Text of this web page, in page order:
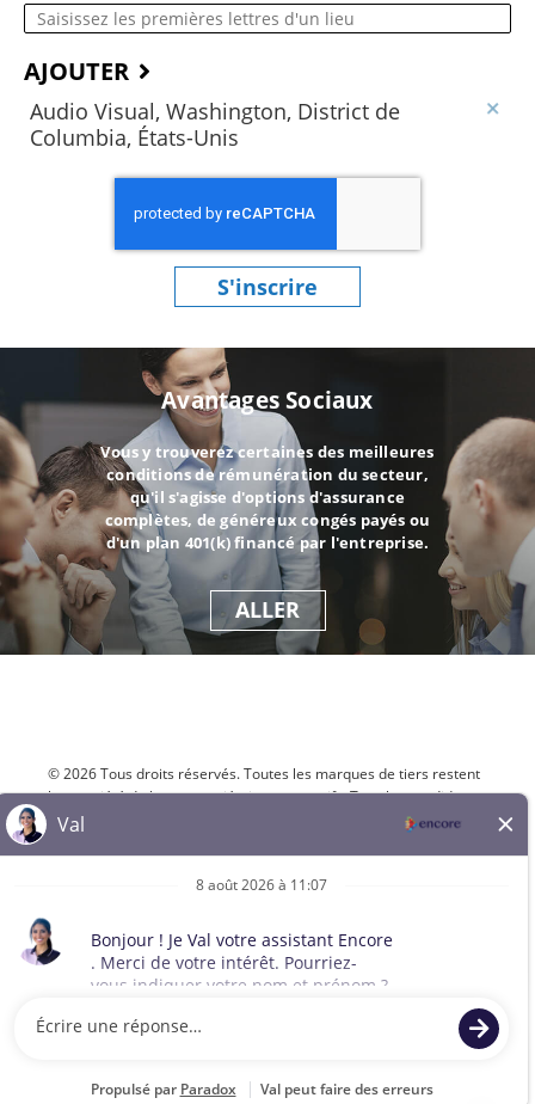
AJOUTER
Audio Visual, Washington, District de
Columbia, États-Unis
S'inscrire
Avantages Sociaux
Vous y trouverez certaines des meilleures
conditions de rémunération du secteur,
qu'il s'agisse d'options d'assurance
complètes, de généreux congés payés ou
d'un plan 401(k) financé par l'entreprise.
ALLER
© 2026 Tous droits réservés. Toutes les marques de tiers restent
la propriété de leurs propriétaires respectifs. Tous les candidats
pour un emploi seront évalués sans considération de race, de
d'âge, d'état civil, de grossesse, d'information génétique ou de
Plan du site